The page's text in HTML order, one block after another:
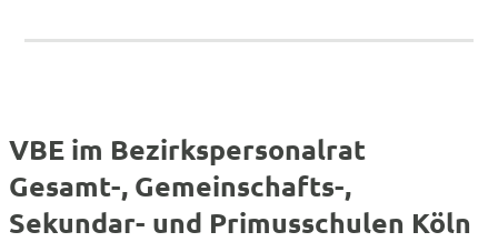
VBE im Bezirkspersonalrat
Gesamt-, Gemeinschafts-,
Sekundar- und Primusschulen Köln